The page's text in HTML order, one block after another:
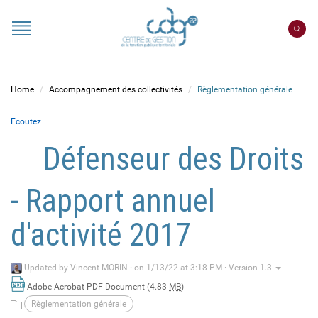
CDG
Home Accompagnement des collectivités Règlementation générale
Ecoutez
Défenseur des Droits
- Rapport annuel
d'activité 2017
Updated by Vincent MORIN · on 1/13/22 at 3:18 PM · Version 1.3
Adobe Acrobat PDF Document (4.83 MB)
Règlementation générale